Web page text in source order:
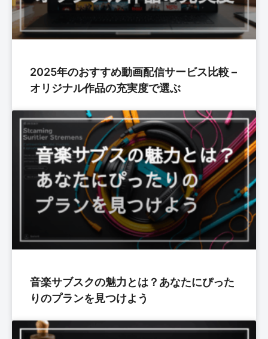
2025年のおすすめ動画配信サービス比較 –
オリジナル作品の充実度で選ぶ
音楽サブスクの魅力とは？あなたにぴった
りのプランを見つけよう